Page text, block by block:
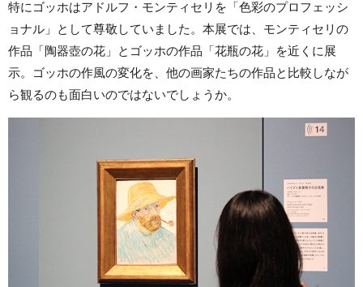
特にゴッホはアドルフ・モンティセリを「色彩のプロフェッシ
ョナル」として尊敬していました。本展では、モンティセリの
作品「陶器壺の花」とゴッホの作品「花瓶の花」を近くに展
示。ゴッホの作風の変化を、他の画家たちの作品と比較しなが
ら観るのも面白いのではないでしょうか。